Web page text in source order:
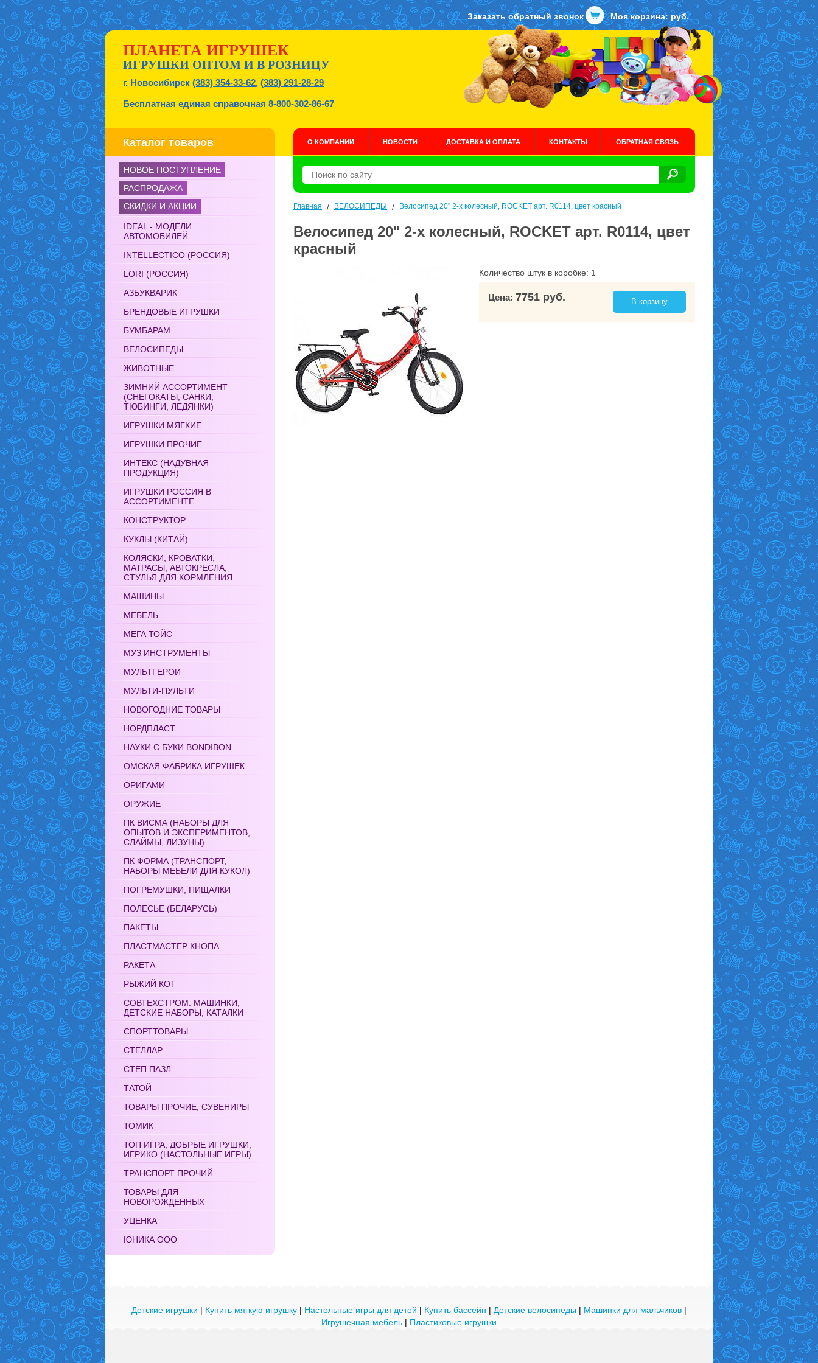
Заказать обратный звонок Моя корзина: руб.
ПЛАНЕТА ИГРУШЕК
ИГРУШКИ ОПТОМ И В РОЗНИЦУ
г. Новосибирск (383) 354-33-62, (383) 291-28-29
Бесплатная единая справочная 8-800-302-86-67
Каталог товаров О КОМПАНИИ НОВОСТИ ДОСТАВКА И ОПЛАТА КОНТАКТЫ ОБРАТНАЯ СВЯЗЬ
НОВОЕ ПОСТУПЛЕНИЕ
РАСПРОДАЖА
СКИДКИ И АКЦИИ
IDEAL - МОДЕЛИ
АВТОМОБИЛЕЙ
INTELLECTICO (РОССИЯ)
LORI (РОССИЯ)
АЗБУКВАРИК
БРЕНДОВЫЕ ИГРУШКИ
БУМБАРАМ
ВЕЛОСИПЕДЫ
ЖИВОТНЫЕ
ЗИМНИЙ АССОРТИМЕНТ
(СНЕГОКАТЫ, САНКИ,
ТЮБИНГИ, ЛЕДЯНКИ)
ИГРУШКИ МЯГКИЕ
ИГРУШКИ ПРОЧИЕ
ИНТЕКС (НАДУВНАЯ
ПРОДУКЦИЯ)
ИГРУШКИ РОССИЯ В
АССОРТИМЕНТЕ
КОНСТРУКТОР
КУКЛЫ (КИТАЙ)
КОЛЯСКИ, КРОВАТКИ,
МАТРАСЫ, АВТОКРЕСЛА,
СТУЛЬЯ ДЛЯ КОРМЛЕНИЯ
МАШИНЫ
МЕБЕЛЬ
МЕГА ТОЙС
МУЗ ИНСТРУМЕНТЫ
МУЛЬТГЕРОИ
МУЛЬТИ-ПУЛЬТИ
НОВОГОДНИЕ ТОВАРЫ
НОРДПЛАСТ
НАУКИ С БУКИ BONDIBON
ОМСКАЯ ФАБРИКА ИГРУШЕК
ОРИГАМИ
ОРУЖИЕ
ПК ВИСМА (НАБОРЫ ДЛЯ
ОПЫТОВ И ЭКСПЕРИМЕНТОВ,
СЛАЙМЫ, ЛИЗУНЫ)
ПК ФОРМА (ТРАНСПОРТ,
НАБОРЫ МЕБЕЛИ ДЛЯ КУКОЛ)
ПОГРЕМУШКИ, ПИЩАЛКИ
ПОЛЕСЬЕ (БЕЛАРУСЬ)
ПАКЕТЫ
ПЛАСТМАСТЕР КНОПА
РАКЕТА
РЫЖИЙ КОТ
СОВТЕХСТРОМ: МАШИНКИ,
ДЕТСКИЕ НАБОРЫ, КАТАЛКИ
СПОРТТОВАРЫ
СТЕЛЛАР
СТЕП ПАЗЛ
ТАТОЙ
ТОВАРЫ ПРОЧИЕ, СУВЕНИРЫ
ТОМИК
ТОП ИГРА, ДОБРЫЕ ИГРУШКИ,
ИГРИКО (НАСТОЛЬНЫЕ ИГРЫ)
ТРАНСПОРТ ПРОЧИЙ
ТОВАРЫ ДЛЯ
НОВОРОЖДЕННЫХ
УЦЕНКА
ЮНИКА ООО
Главная / ВЕЛОСИПЕДЫ / Велосипед 20" 2-х колесный, ROCKET арт. R0114, цвет красный
Велосипед 20" 2-х колесный, ROCKET арт. R0114, цвет
красный
Количество штук в коробке: 1
Цена: 7751 руб. В корзину
Детские игрушки | Купить мягкую игрушку | Настольные игры для детей | Купить бассейн | Детские велосипеды | Машинки для мальчиков |
Игрушечная мебель | Пластиковые игрушки